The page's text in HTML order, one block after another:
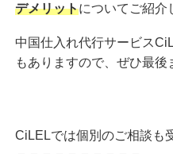
デメリットについてご紹介
中国仕入れ代行サービス
もありますので、ぜひ最後
CiLELでは個別のご相談も